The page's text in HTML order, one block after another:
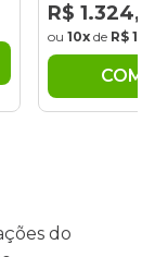
R$
ou 10x de R$
do